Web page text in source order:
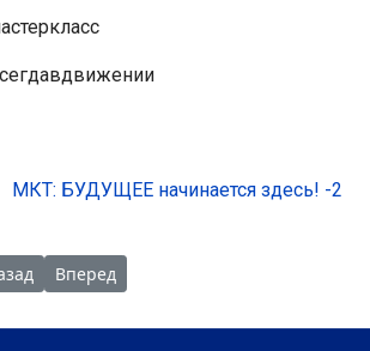
МКТ: БУДУЩЕЕ начинается здесь! -2
Поздравление с Днём учителя
Следующий: 85 лет СПО -
Вперед